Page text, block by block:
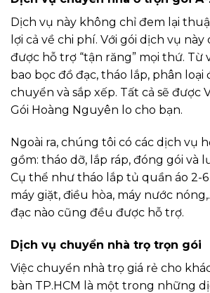
Dịch vụ này không chỉ đem lại
lợi cả về chi phí. Với gói dịch vụ
được hỗ trợ “tận răng” mọi thứ. Từ
bao bọc đồ đạc, tháo lắp, phân loại
chuyển và sắp xếp. Tất cả sẽ được
Gói Hoàng Nguyên lo cho bạn.
Ngoài ra, chúng tôi có các dịch vụ
gồm: tháo dỡ, lắp ráp, đóng gói và
Cụ thể như tháo lắp tủ quần áo 2-
máy giặt, điều hòa, máy nước
đạc nào cũng đều được hỗ trợ.
Dịch vụ chuyển nhà trọ trọn gói
Việc chuyển nhà trọ giá rẻ cho
bàn TP.HCM là một trong những